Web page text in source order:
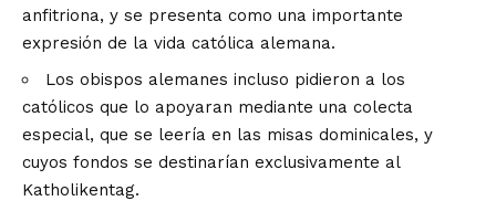
anfitriona, y se presenta como una importante
expresión de la vida católica alemana.
Los obispos alemanes incluso pidieron a los
católicos que lo apoyaran mediante una colecta
especial, que se leería en las misas dominicales, y
cuyos fondos se destinarían exclusivamente al
Katholikentag.